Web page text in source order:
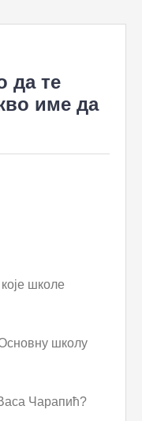
да те
име да
школе
школу
Чарапић?